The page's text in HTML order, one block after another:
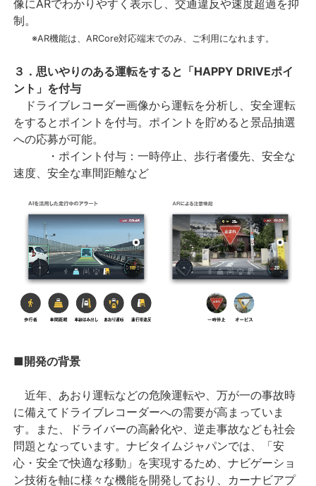
像にARでわかりやすく表示し、交通違反や速度超過を抑
制。
※AR機能は、ARCore対応端末でのみ、ご利用になれます。
３．思いやりのある運転をすると「HAPPY DRIVEポイ
ント」を付与
ドライブレコーダー画像から運転を分析し、安全運転
をするとポイントを付与。ポイントを貯めると景品抽選
への応募が可能。
・ポイント付与：一時停止、歩行者優先、安全な
速度、安全な車間距離など
■開発の背景
近年、あおり運転などの危険運転や、万が一の事故時
に備えてドライブレコーダーへの需要が高まっていま
す。また、ドライバーの高齢化や、逆走事故なども社会
問題となっています。ナビタイムジャパンでは、「安
心・安全で快適な移動」を実現するため、ナビゲーショ
ン技術を軸に様々な機能を開発しており、カーナビアプ